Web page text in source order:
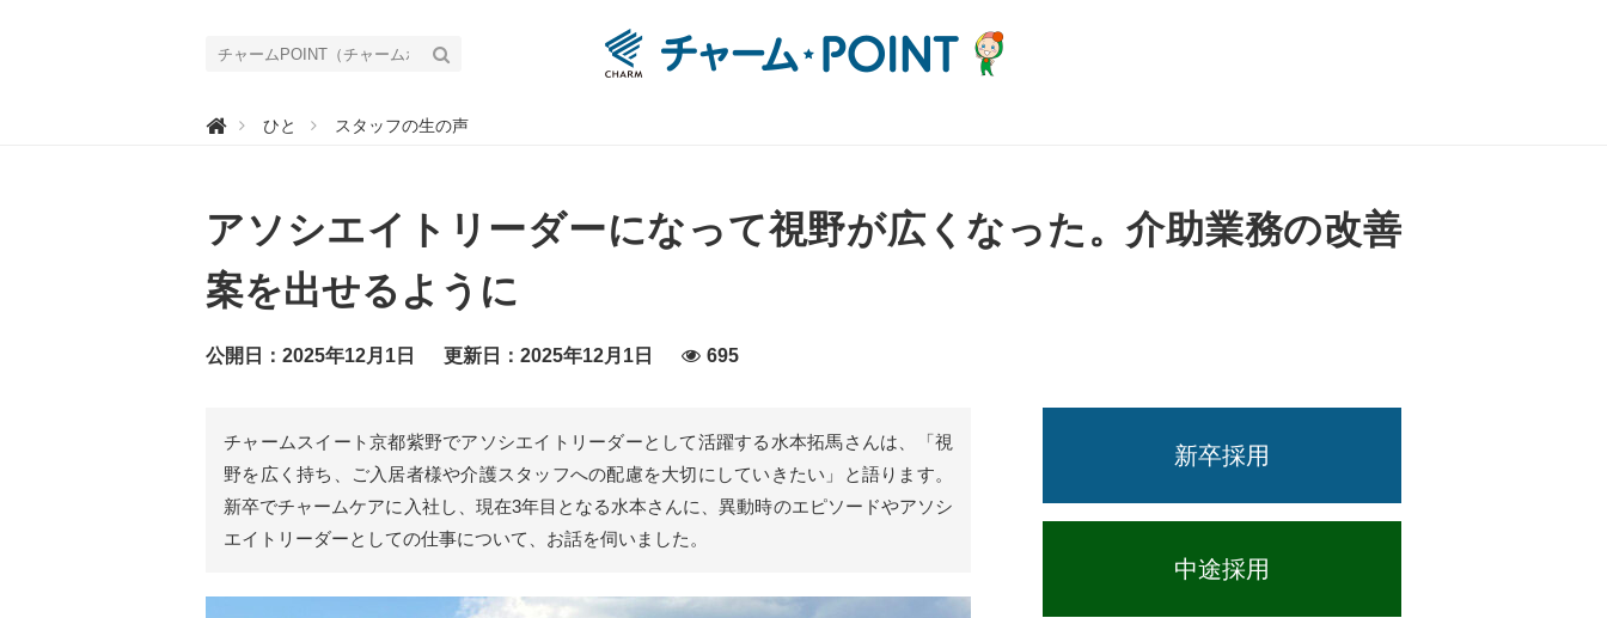
チ
I
（
チ
ャ
ム
ポ
｜
護
働
リ
を
ひと スタッフの生の声
アソシエイトリーダーになって視野が広くなった。介助業務の改善
案を出せるように
公開日：2025年12月1日 更新日：2025年12月1日 695
チャームスイート京都紫野でアソシエイトリーダーとして活躍する水本拓馬さんは、「視
野を広く持ち、ご入居者様や介護スタッフへの配慮を大切にしていきたい」と語ります。
新卒でチャームケアに入社し、現在3年目となる水本さんに、異動時のエピソードやアソシ
エイトリーダーとしての仕事について、お話を伺いました。
新卒採用
中途採用